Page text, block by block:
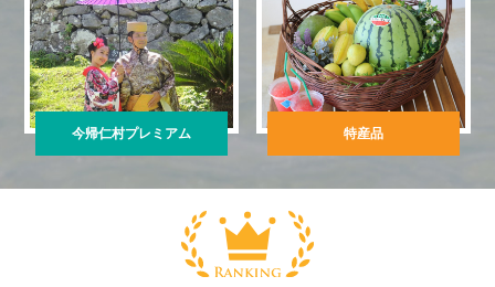
今帰仁村プレミアム 特産品